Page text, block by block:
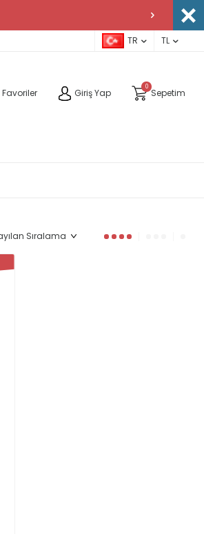
TR TL
Favoriler Giriş Yap
0
Sepetim